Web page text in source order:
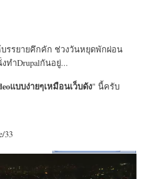
รรยายคึกคัก ช่วงวันหยุดพักผ่อน
ทำDrupalกันอยู่...
แบบง่ายๆเหมือนเว็บดัง" นี้ครับ
33